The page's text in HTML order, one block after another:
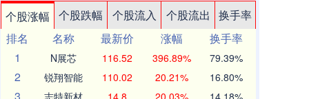
个股涨幅 个股跌幅 个股流入 个股流出
换手率
排名
名称 最新价 涨幅
换手率
1
N展芯 116.52 396.89% 79.39%
2 锐翔智能 110.02 20.21% 16.80%
志特新材 14.8 20.03% 14.18%